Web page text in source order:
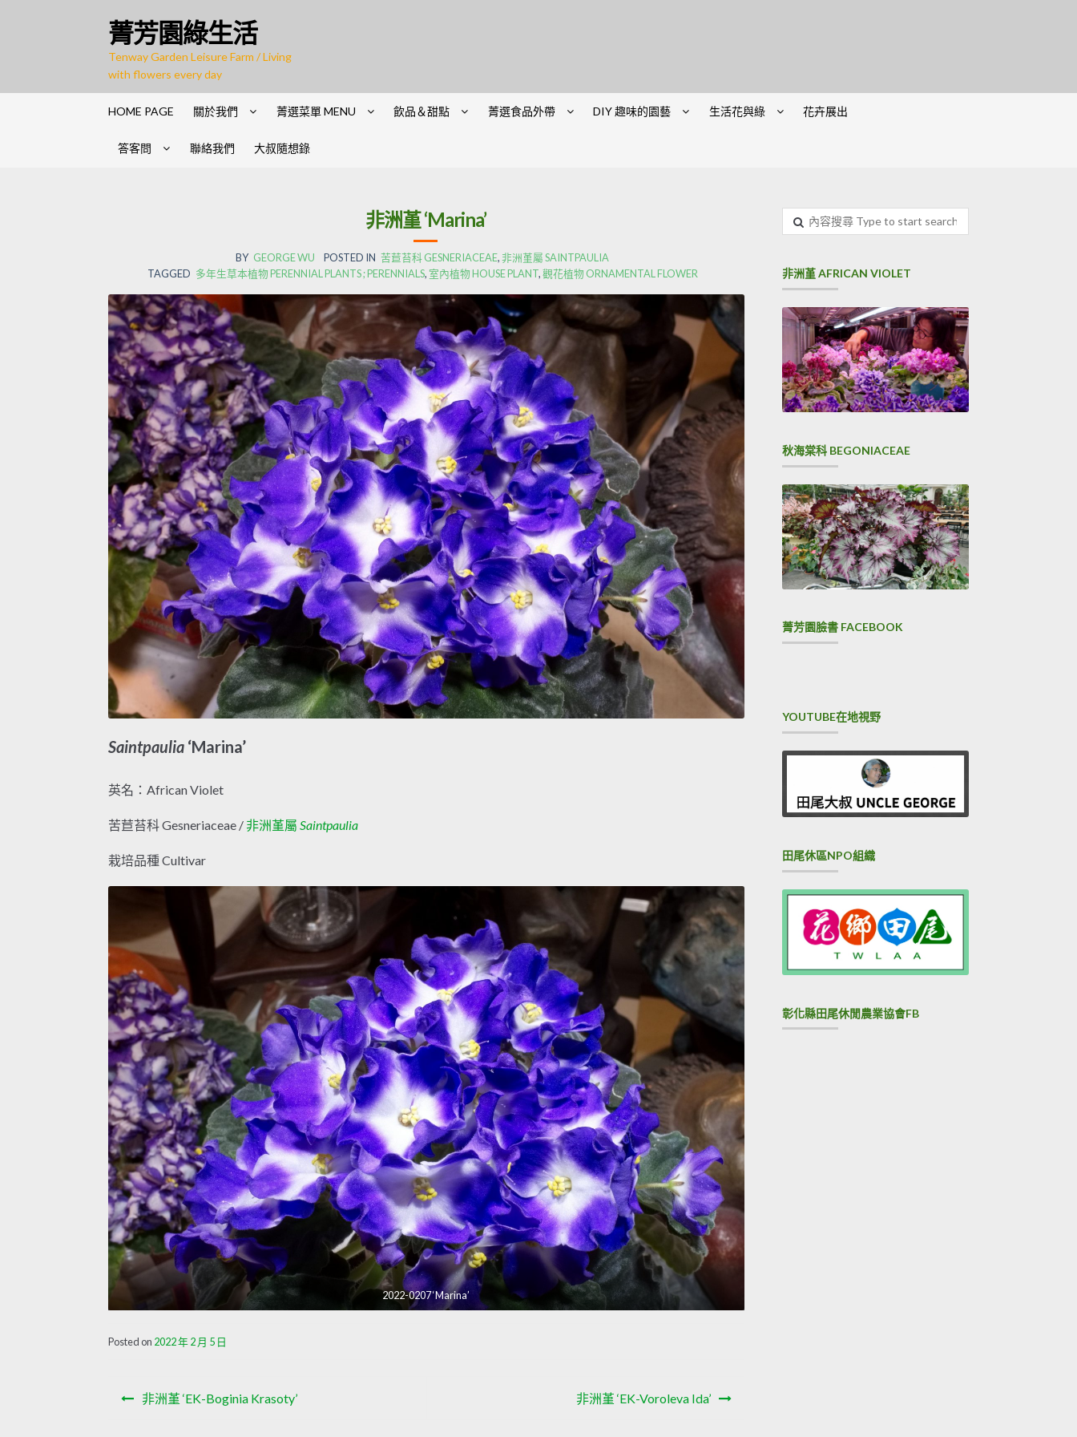
to
navigation
to
content
菁芳園綠生活
Tenway Garden Leisure Farm / Living
with flowers every day
HOME PAGE 關於我們 菁選菜單 MENU 飲品＆甜點 菁選食品外帶 DIY 趣味的園藝 生活花與綠 花卉展出
答客問 聯絡我們 大叔隨想錄
非洲堇 ‘Marina’
BY GEORGE WU POSTED IN 苦苣苔科 GESNERIACEAE,非洲堇屬 SAINTPAULIA
TAGGED 多年生草本植物 PERENNIAL PLANTS ; PERENNIALS, 室內植物 HOUSE PLANT,觀花植物 ORNAMENTAL FLOWER
Saintpaulia‘Marina’
英名：African Violet
苦苣苔科 Gesneriaceae / 非洲堇屬 Saintpaulia
栽培品種 Cultivar
2022-0207 ‘Marina’
Posted on 2022 年 2 月 5 日
文
非洲堇 ‘EK-Boginia Krasoty’ 非洲堇 ‘EK-Voroleva Ida’
容
尋
非洲堇 AFRICAN VIOLET
秋海棠科 BEGONIACEAE
菁芳園臉書 FACEBOOK
YOUTUBE在地視野
田尾休區NPO組織
彰化縣田尾休閒農業協會FB